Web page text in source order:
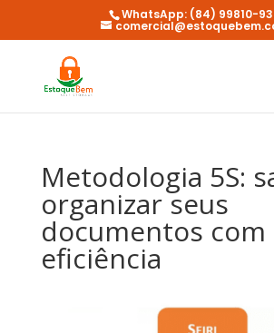
WhatsApp: (84) 99810-
Metodologia 5S:
organizar seus
documentos com
eficiência